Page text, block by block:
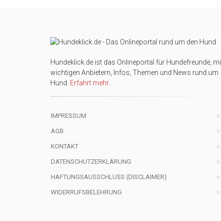
Hundeklick.de ist das Onlineportal für Hundefreunde,
wichtigen Anbietern, Infos, Themen und News rund um
Hund. Erfahrt mehr...
IMPRESSUM
AGB
KONTAKT
DATENSCHUTZERKLÄRUNG
HAFTUNGSAUSSCHLUSS (DISCLAIMER)
WIDERRUFSBELEHRUNG